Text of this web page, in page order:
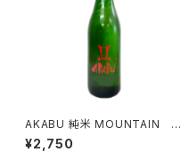
AKABU 純米 MOUNTAIN 7
20ml
¥2,750